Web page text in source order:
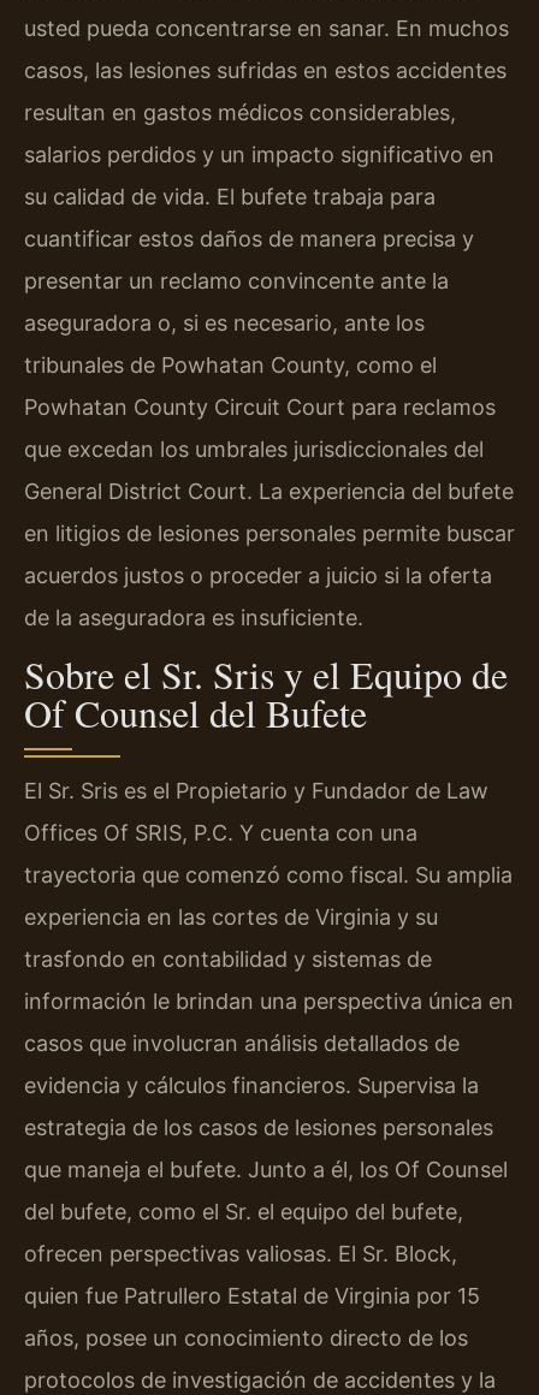
usted pueda concentrarse en sanar. En muchos
casos, las lesiones sufridas en estos accidentes
resultan en gastos médicos considerables,
salarios perdidos y un impacto significativo en
su calidad de vida. El bufete trabaja para
cuantificar estos daños de manera precisa y
presentar un reclamo convincente ante la
aseguradora o, si es necesario, ante los
tribunales de Powhatan County, como el
Powhatan County Circuit Court para reclamos
que excedan los umbrales jurisdiccionales del
General District Court. La experiencia del bufete
en litigios de lesiones personales permite buscar
acuerdos justos o proceder a juicio si la oferta
de la aseguradora es insuficiente.
Sobre el Sr. Sris y el Equipo de
Of Counsel del Bufete
El Sr. Sris es el Propietario y Fundador de Law
Offices Of SRIS, P.C. Y cuenta con una
trayectoria que comenzó como fiscal. Su amplia
experiencia en las cortes de Virginia y su
trasfondo en contabilidad y sistemas de
información le brindan una perspectiva única en
casos que involucran análisis detallados de
evidencia y cálculos financieros. Supervisa la
estrategia de los casos de lesiones personales
que maneja el bufete. Junto a él, los Of Counsel
del bufete, como el Sr. el equipo del bufete,
ofrecen perspectivas valiosas. El Sr. Block,
quien fue Patrullero Estatal de Virginia por 15
años, posee un conocimiento directo de los
protocolos de investigación de accidentes y la